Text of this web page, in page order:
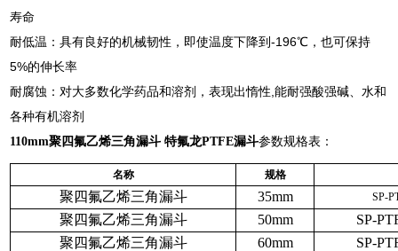
寿命
耐低温：具有良好的机械韧性，即使温度下降到-196℃，也可保持
5%的伸长率
耐腐蚀：对大多数化学药品和溶剂，表现出惰性,能耐强酸强碱、水和
各种有机溶剂
110mm聚四氟乙烯三角漏斗 特氟龙PTFE漏斗参数规格表：
名称 规格
聚四氟乙烯三角漏斗 35mm SP-
聚四氟乙烯三角漏斗 50mm
SP-
聚四氟乙烯三角漏斗
60mm
SP-